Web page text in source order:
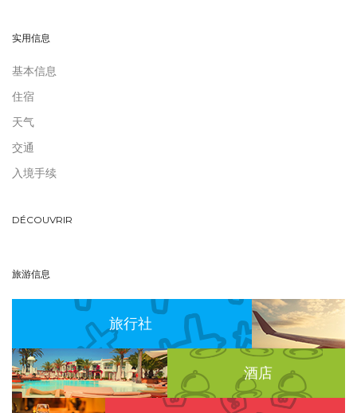
实用信息
基本信息
住宿
天气
交通
入境手续
DÉCOUVRIR
旅游信息
旅行社
酒店